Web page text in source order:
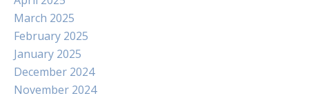
March 2025
February 2025
January 2025
December 2024
November 2024